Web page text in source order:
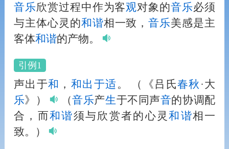
音乐欣赏过程中作为客观对象的音乐必须
与主体心灵的和谐相一致，音乐美感是主
客体和谐的产物。
引例1
声出于和 ， 和 出于适。 （《吕氏春秋 ·大
乐》） （音乐产生于不同声音的协调配
合，而 和谐须与欣赏者的心灵和 谐相一
致。）